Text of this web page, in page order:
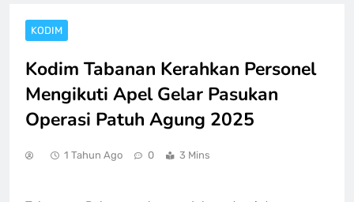
KODIM
Kodim Tabanan Kerahkan Personel
Mengikuti Apel Gelar Pasukan
Operasi Patuh Agung 2025
1 Tahun Ago 0 3 Mins